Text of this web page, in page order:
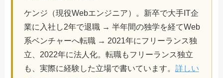
ケンジ（現役Webエンジニア）。新卒で大手IT企
業に入社し2年で退職 → 半年間の独学を経てWeb
系ベンチャーへ転職 → 2021年にフリーランス独
立、2022年に法人化。転職もフリーランス独立
も、実際に経験した立場で書いています。 詳しい